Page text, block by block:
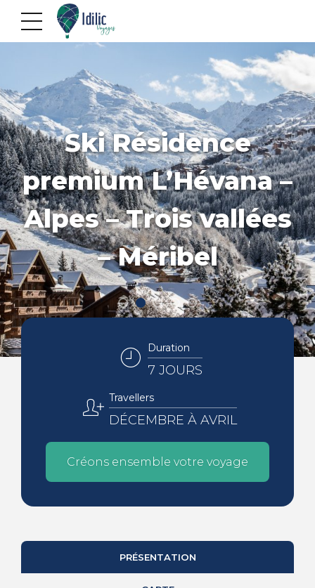
Ski Résidence
premium L’Hévana –
Alpes – Trois vallées
– Méribel
Duration
7 JOURS
Travellers
DÉCEMBRE À AVRIL
Créons ensemble votre voyage
PRÉSENTATION